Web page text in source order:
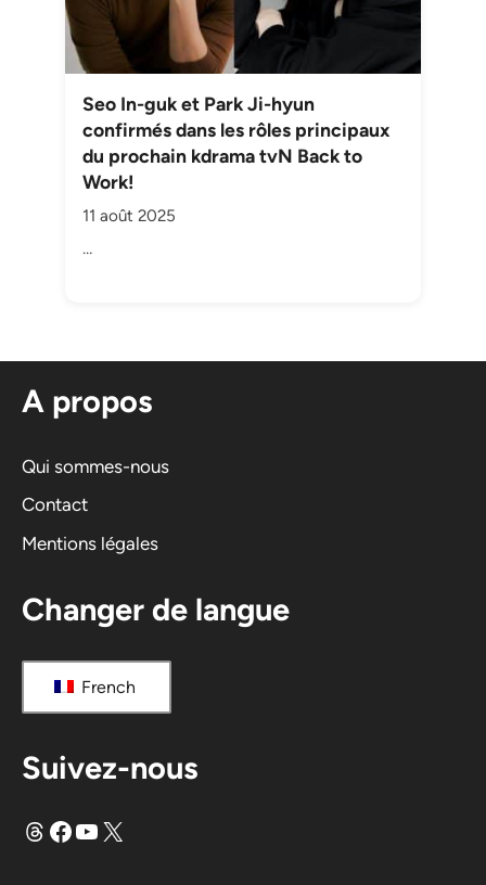
Seo In-guk et Park Ji-hyun
confirmés dans les rôles principaux
du prochain kdrama tvN Back to
Work!
11 août 2025
…
A propos
Qui sommes-nous
Contact
Mentions légales
Changer de langue
French
Suivez-nous
FilsFacebook
YouTube
X